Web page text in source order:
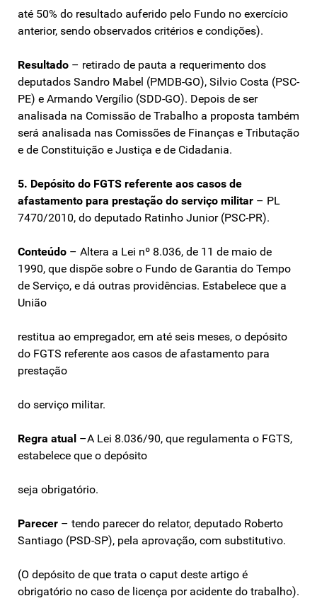
até 50% do resultado auferido pelo Fundo no exercício
anterior, sendo observados critérios e condições).
Resultado – retirado de pauta a requerimento dos
deputados Sandro Mabel (PMDB-GO), Silvio Costa (PSC-
PE) e Armando Vergílio (SDD-GO). Depois de ser
analisada na Comissão de Trabalho a proposta também
será analisada nas Comissões de Finanças e Tributação
e de Constituição e Justiça e de Cidadania.
5. Depósito do FGTS referente aos casos de
afastamento para prestação do serviço militar – PL
7470/2010, do deputado Ratinho Junior (PSC-PR).
Conteúdo – Altera a Lei nº 8.036, de 11 de maio de
1990, que dispõe sobre o Fundo de Garantia do Tempo
de Serviço, e dá outras providências. Estabelece que a
União
restitua ao empregador, em até seis meses, o depósito
do FGTS referente aos casos de afastamento para
prestação
do serviço militar.
Regra atual –A Lei 8.036/90, que regulamenta o FGTS,
estabelece que o depósito
seja obrigatório.
Parecer – tendo parecer do relator, deputado Roberto
Santiago (PSD-SP), pela aprovação, com substitutivo.
(O depósito de que trata o caput deste artigo é
obrigatório no caso de licença por acidente do trabalho).